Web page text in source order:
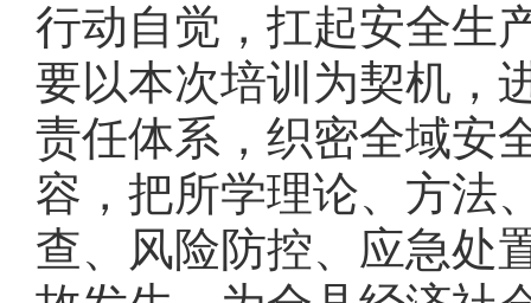
行动自觉，扛起安全生
要以本次培训为契机，
责任体系，织密全域安
容，把所学理论、方法
查、风险防控、应急处